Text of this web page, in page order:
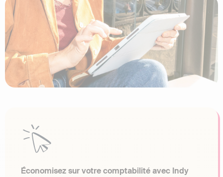
Économisez sur votre comptabilité avec Indy